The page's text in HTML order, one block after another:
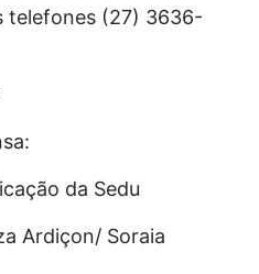
telefones (27) 3636-
da Sedu
Ardiçon/ Soraia